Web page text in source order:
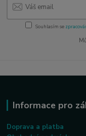
Souhlasím se
Informace pro
Doprava a platba